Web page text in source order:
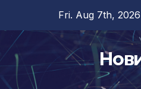
content
Fri. Aug 7th, 2026